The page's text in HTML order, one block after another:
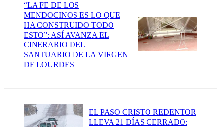
“LA FE DE LOS
MENDOCINOS ES LO QUE
HA CONSTRUIDO TODO
ESTO”: ASÍ AVANZA EL
CINERARIO DEL
SANTUARIO DE LA VIRGEN
DE LOURDES
EL PASO CRISTO REDENTOR
LLEVA 21 DÍAS CERRADO: